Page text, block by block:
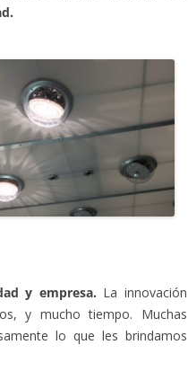
y empresa. La innovación
y mucho tiempo. Muchas
lo que les brindamos